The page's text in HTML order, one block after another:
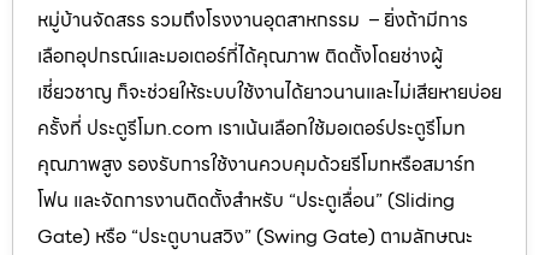
หมู่บ้านจัดสรร รวมถึงโรงงานอุตสาหกรรม – ยิ่งถ้ามีการ
เลือกอุปกรณ์และมอเตอร์ที่ได้คุณภาพ ติดตั้งโดยช่างผู้
เชี่ยวชาญ ก็จะช่วยให้ระบบใช้งานได้ยาวนานและไม่เสียหายบ่อย
ครั้งที่ ประตูรีโมท.com เราเน้นเลือกใช้มอเตอร์ประตูรีโมท
คุณภาพสูง รองรับการใช้งานควบคุมด้วยรีโมทหรือสมาร์ท
โฟน และจัดการงานติดตั้งสำหรับ “ประตูเลื่อน” (Sliding
Gate) หรือ “ประตูบานสวิง” (Swing Gate) ตามลักษณะ